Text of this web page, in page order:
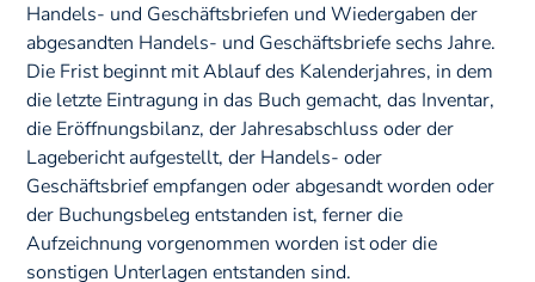
Handels- und Geschäftsbriefen und Wiedergaben der
abgesandten Handels- und Geschäftsbriefe sechs Jahre.
Die Frist beginnt mit Ablauf des Kalenderjahres, in dem
die letzte Eintragung in das Buch gemacht, das Inventar,
die Eröffnungsbilanz, der Jahresabschluss oder der
Lagebericht aufgestellt, der Handels- oder
Geschäftsbrief empfangen oder abgesandt worden oder
der Buchungsbeleg entstanden ist, ferner die
Aufzeichnung vorgenommen worden ist oder die
sonstigen Unterlagen entstanden sind.